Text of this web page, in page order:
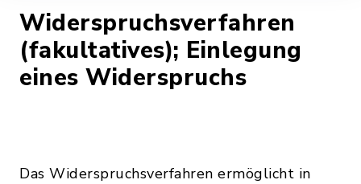
Widerspruchsverfahren
(fakultatives); Einlegung
eines Widerspruchs
Das Widerspruchsverfahren ermöglicht in